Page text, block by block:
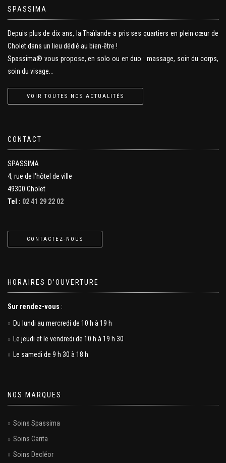
SPASSIMA
Depuis plus de dix ans, la Thaïlande a pris ses quartiers en plein cœur de
Cholet dans un lieu dédié au bien-être !
Spassima® vous propose, en solo ou en duo : massage, soin du corps,
soin du visage…
VOIR TOUTES NOS ACTUALITÉS
CONTACT
SPASSIMA
4, rue de l'hôtel de ville
49300 Cholet
Tel : 02 41 29 22 02
CONTACTEZ-NOUS
HORAIRES D’OUVERTURE
Sur rendez-vous :
Du lundi au mercredi de 10 h à 19 h
Le jeudi et le vendredi de 10 h à 19 h 30
Le samedi de 9 h 30 à 18 h
NOS MARQUES
Soins Spassima
Soins Carita
Soins Decléor